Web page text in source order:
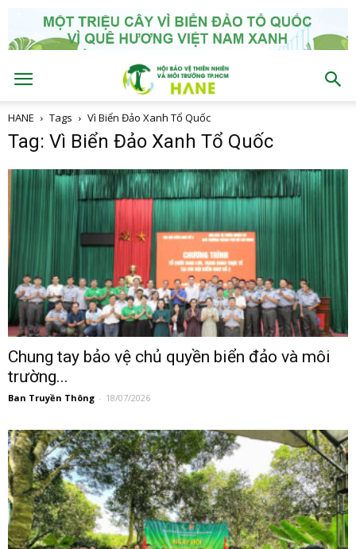
HANE Tags Vì Biển Đảo Xanh Tổ Quốc
Tag: Vì Biển Đảo Xanh Tổ Quốc
Chung tay bảo vệ chủ quyền biển đảo và môi
trường...
Ban Truyền Thông - 18/07/2026